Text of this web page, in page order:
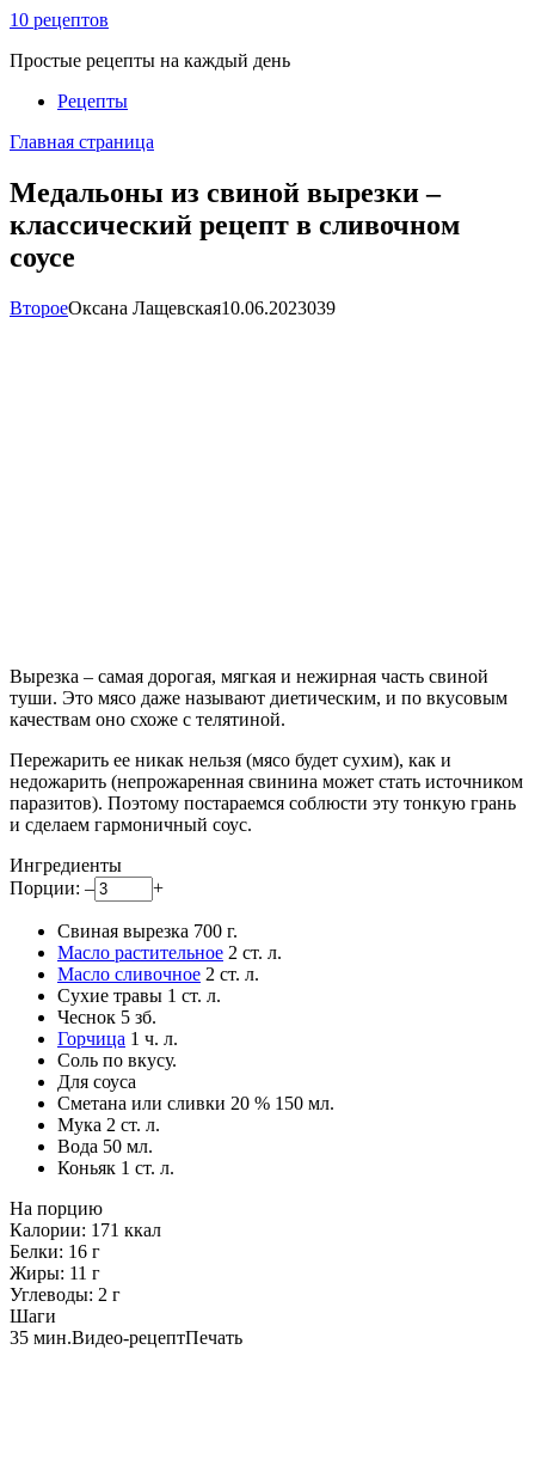
Перейти
контенту
10 рецептов
Простые рецепты на каждый день
Рецепты
Главная страница
Медальоны из свиной вырезки –
классический рецепт в сливочном
соусе
ВтороеОксана Лащевская10.06.2023039
Вырезка – самая дорогая, мягкая и нежирная часть свиной
туши. Это мясо даже называют диетическим, и по вкусовым
качествам оно схоже с телятиной.
Пережарить ее никак нельзя (мясо будет сухим), как и
недожарить (непрожаренная свинина может стать источником
паразитов). Поэтому постараемся соблюсти эту тонкую грань
и сделаем гармоничный соус.
Ингредиенты
Порции: – +
Свиная вырезка 700 г.
Масло растительное 2 ст. л.
Масло сливочное 2 ст. л.
Сухие травы 1 ст. л.
Чеснок 5 зб.
Горчица 1 ч. л.
Соль по вкусу.
Для соуса
Сметана или сливки 20 % 150 мл.
Мука 2 ст. л.
Вода 50 мл.
Коньяк 1 ст. л.
На порцию
Калории: 171 ккал
Белки: 16 г
Жиры: 11 г
Углеводы: 2 г
Шаги
35 мин.Видео-рецептПечать